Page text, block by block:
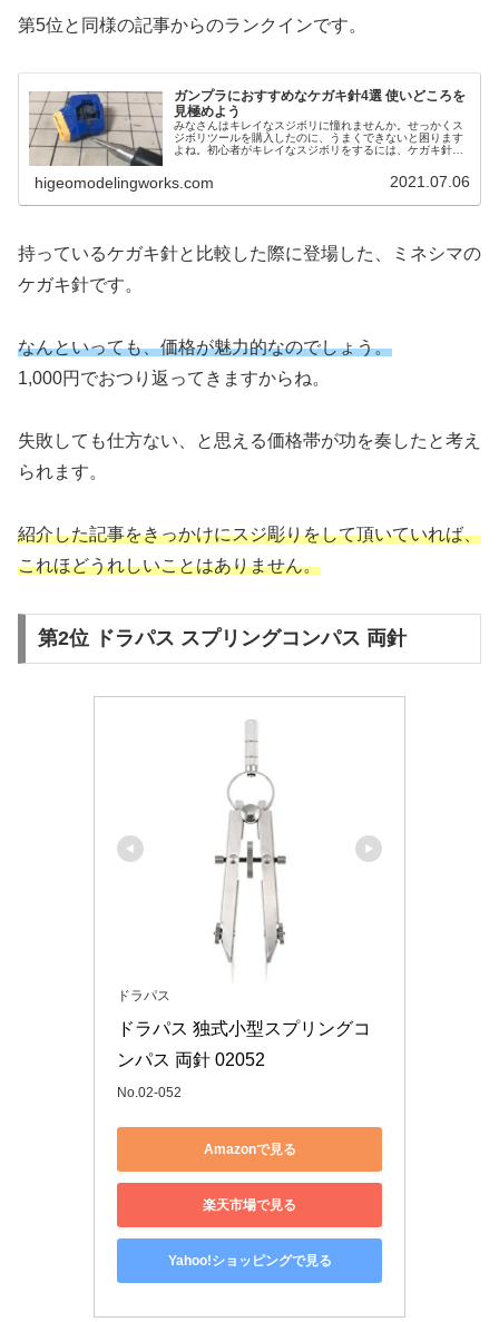
第5位と同様の記事からのランクインです。
ガンプラにおすすめなケガキ針4選 使いどころを
見極めよう
みなさんはキレイなスジボリに憧れませんか。せっかくス
ジボリツールを購入したのに、うまくできないと困ります
よね。初心者がキレイなスジボリをするには、ケガキ針は
higeomodelingworks.com 2021.07.06
持っているケガキ針と比較した際に登場した、ミネシマの
ケガキ針です。
なんといっても、価格が魅力的なのでしょう。
1,000円でおつり返ってきますからね。
失敗しても仕方ない、と思える価格帯が功を奏したと考え
られます。
紹介した記事をきっかけにスジ彫りをして頂いていれば、
これほどうれしいことはありません。
第2位 ドラパス スプリングコンパス 両針
ドラパス
ドラパス 独式小型スプリングコ
ンパス 両針 02052
No.02-052
Amazonで見る
楽天市場で見る
Yahoo!ショッピングで見る